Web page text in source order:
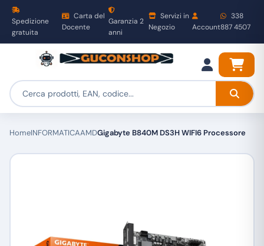
Spedizione
gratuita
Carta del
Docente
Garanzia 2
anni
Servizi in
Negozio
Account
338
887 4507
HomeINFORMATICAAMDGigabyte B840M DS3H WIFI6 Processore